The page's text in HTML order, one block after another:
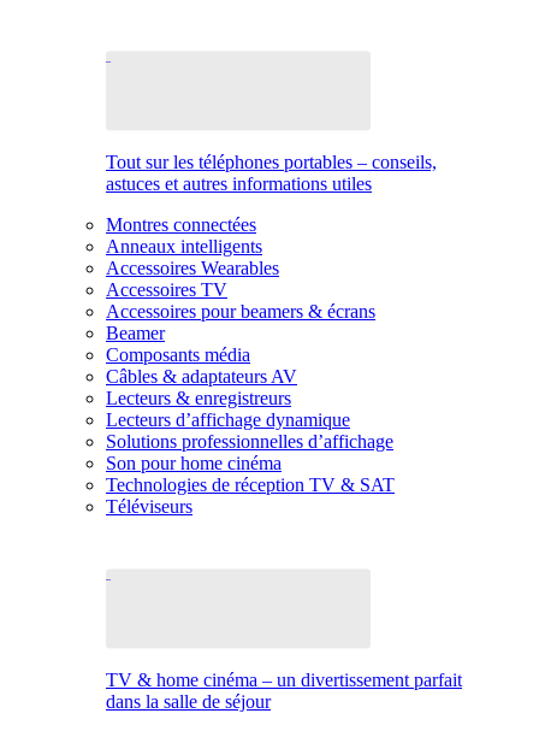
Tout sur les téléphones portables – conseils,
astuces et autres informations utiles
Montres connectées
Anneaux intelligents
Accessoires Wearables
Accessoires TV
Accessoires pour beamers & écrans
Beamer
Composants média
Câbles & adaptateurs AV
Lecteurs & enregistreurs
Lecteurs d’affichage dynamique
Solutions professionnelles d’affichage
Son pour home cinéma
Technologies de réception TV & SAT
Téléviseurs
TV & home cinéma – un divertissement parfait
dans la salle de séjour